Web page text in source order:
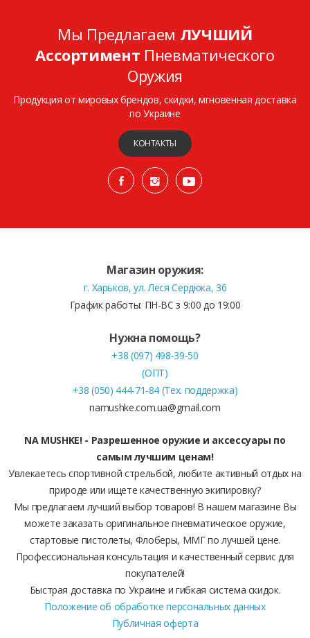
Мы Предлагаем ЛУЧШИЙ
Ассортимент Пневматического
Оружия
Продукция от мировых брендов, скидки, мгновенная доставка
по Украине
КОНТАКТЫ
Магазин оружия:
г. Харьков, ул. Леся Сердюка, 36
График работы: ПН-ВС з 9:00 до 19:00
Нужна помощь?
+38 (097) 498-39-50
(ОПТ)
+38 (050) 444-71-84 (Тех. поддержка)
namushke.com.ua@gmail.com
NA MUSHKE! - Разрешенное оружие и аксессуары по
самым лучшим ценам!
Увлекаетесь спортивной стрельбой, любите активный отдых на
природе или ищете качественную экипировку?
Мы предлагаем лучший выбор товаров! В нашем магазине Вы
можете заказать оригинальное пневматическое оружие,
стартовые пистолеты, Флоберы, ММГ по лучшей цене.
Профессиональная консультация и качественный сервис для
покупателей!
Быстрая доставка по Украине и гибкая система скидок.
Положение об обработке персональных данных
Публичная оферта